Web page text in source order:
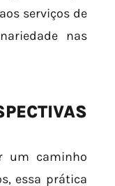
serviços de
nas
um caminho
essa prática